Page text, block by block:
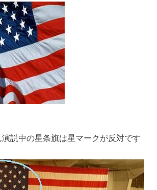
説中の星条旗は星マークが反対です